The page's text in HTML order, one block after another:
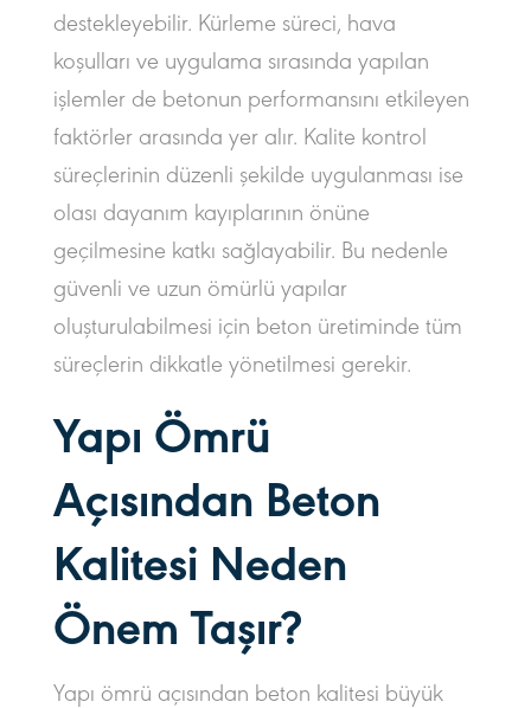
destekleyebilir. Kürleme süreci, hava
koşulları ve uygulama sırasında yapılan
işlemler de betonun performansını etkileyen
faktörler arasında yer alır. Kalite kontrol
süreçlerinin düzenli şekilde uygulanması ise
olası dayanım kayıplarının önüne
geçilmesine katkı sağlayabilir. Bu nedenle
güvenli ve uzun ömürlü yapılar
oluşturulabilmesi için beton üretiminde tüm
süreçlerin dikkatle yönetilmesi gerekir.
Yapı Ömrü
Açısından Beton
Kalitesi Neden
Önem Taşır?
Yapı ömrü açısından beton kalitesi büyük